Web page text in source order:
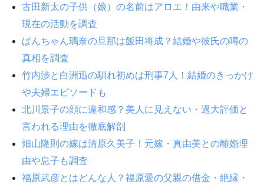
古田新太の子供（娘）の名前はアロエ！由来や職業・
現在の活動を調査
ぱんちゃん璃奈の旦那は飯田将成？結婚や彼氏の噂の
真相を調査
竹内渉と白洲迅の馴れ初めは刑事7人！結婚のきっかけ
や夫婦エピソードも
北川景子の顔に違和感？美人に見えない・過大評価と
言われる理由を徹底解剖
畑山隆則の嫁は清原久美子！元嫁・真由美との離婚理
由や息子も調査
福原武彦とはどんな人？福原愛の父親の借金・絶縁・